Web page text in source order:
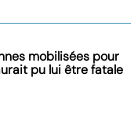
mobilisées pour
pu lui être fatale